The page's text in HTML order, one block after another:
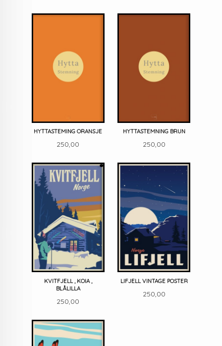
HYTTASTEMING ORANSJE
Pris
250,00
HYTTASTEMNING BRUN
Pris
250,00
KVITFJELL , KOIA ,
BLÅLILLA
Pris
250,00
LIFJELL VINTAGE POSTER
Pris
250,00